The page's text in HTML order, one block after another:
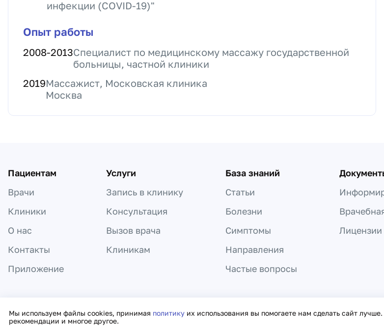
инфекции (COVID-19)"
Опыт работы
2008-2013Специалист по медицинскому массажу государственной
больницы, частной клиники
2019Массажист, Московская клиника
Москва
Мы используем файлы cookies, принимая политику их использования вы помогаете нам сделать сайт
рекомендации и многое другое.
Пациентам
Врачи
Клиники
О нас
Контакты
Приложение
Услуги
Запись в клинику
Консультация
Вызов врача
Клиникам
База знаний
Статьи
Болезни
Симптомы
Направления
Частые вопросы
Лицензии